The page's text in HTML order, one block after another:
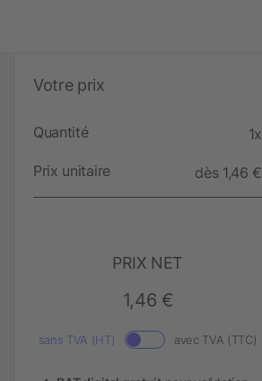
Votre prix
Quantité 1x
Prix unitaire dès 1,46 €
PRIX NET
1,46 €
sans TVA (HT) avec TVA (TTC)